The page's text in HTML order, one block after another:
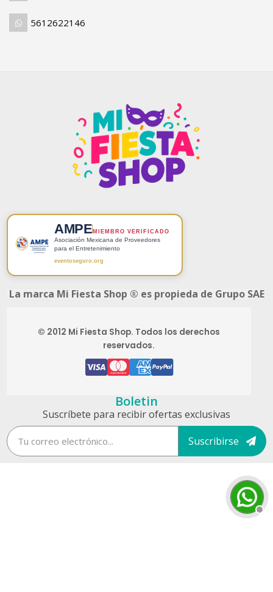
5612622146
AMPE MIEMBRO VERIFICADO
Asociación Mexicana de Proveedores
para el Entretenimiento
eventoseguro.org
La marca Mi Fiesta Shop ® es propieda de Grupo SAE
© 2012 Mi Fiesta Shop. Todos los derechos
reservados.
Boletin
Suscríbete para recibir ofertas exclusivas
Suscribirse